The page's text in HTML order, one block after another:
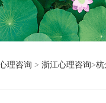
理咨询 > 浙江心理咨询>杭